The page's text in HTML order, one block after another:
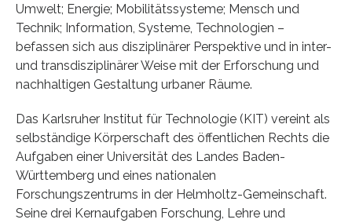
Umwelt; Energie; Mobilitätssysteme; Mensch und
Technik; Information, Systeme, Technologien –
befassen sich aus disziplinärer Perspektive und in inter-
und transdisziplinärer Weise mit der Erforschung und
nachhaltigen Gestaltung urbaner Räume.
Das Karlsruher Institut für Technologie (KIT) vereint als
selbständige Körperschaft des öffentlichen Rechts die
Aufgaben einer Universität des Landes Baden-
Württemberg und eines nationalen
Forschungszentrums in der Helmholtz-Gemeinschaft.
Seine drei Kernaufgaben Forschung, Lehre und